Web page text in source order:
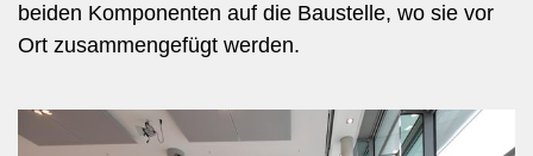
beiden Komponenten auf die Baustelle, wo sie vor
Ort zusammengefügt werden.